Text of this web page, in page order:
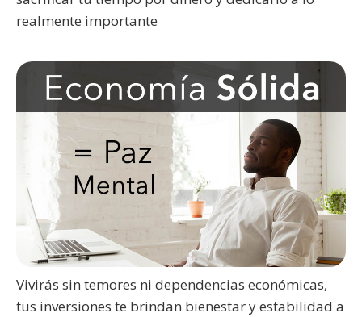
realmente importante
Vivirás sin temores ni dependencias económicas,
tus inversiones te brindan bienestar y estabilidad a